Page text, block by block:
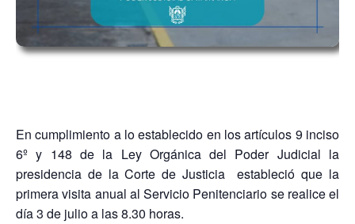
En cumplimiento a lo establecido en los artículos 9 inciso
6º y 148 de la Ley Orgánica del Poder Judicial la
presidencia de la Corte de Justicia estableció que la
primera visita anual al Servicio Penitenciario se realice el
día 3 de julio a las 8.30 horas.